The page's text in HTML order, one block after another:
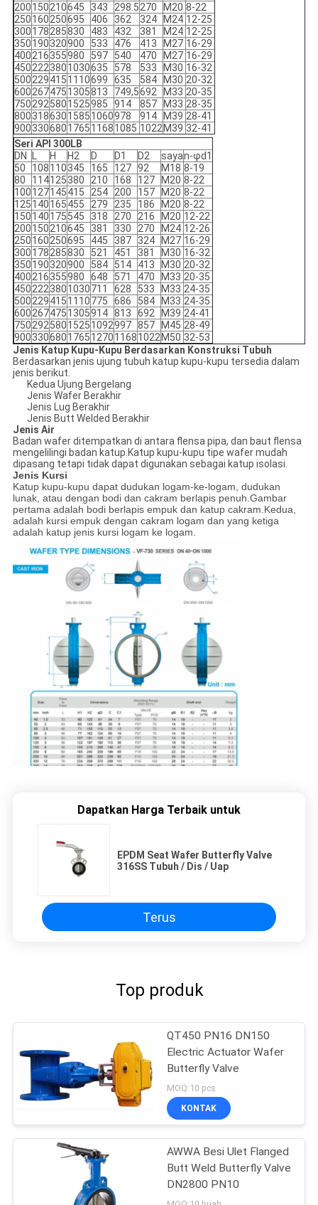
200150210645 343 298.5270 M20 8-22
250160250695 406 362 324 M24 12-25
300178285830 483 432 381 M24 12-25
350190320900 533 476 413 M27 16-29
400216355980 597 540 470 M27 16-29
4502223801030635 578 533 M30 16-32
5002294151110699 635 584 M30 20-32
6002674751305813 749,5692 M33 20-35
7502925801525985 914 857 M33 28-35
80031863015851060978 914 M39 28-41
900330680176511681085 1022M39 32-41
Seri API 300LB
DN
L H H2 D D1 D2 sayan-φd1
50
108110345 165 127 92 M18 8-19
80
114125380 210 168 127 M20 8-22
100127145415 254 200 157 M20 8-22
125140165455 279 235 186 M20 8-22
150140175545 318 270 216 M20 12-22
200150210645 381 330 270 M24 12-26
250160250695 445 387 324 M27 16-29
300178285830 521 451 381 M30 16-32
350190320900 584 514 413 M30 20-32
400216355980 648 571 470 M33 20-35
4502223801030711 628 533 M33 24-35
5002294151110775 686 584 M33 24-35
6002674751305914 813 692 M39 24-41
75029258015251092997 857 M45 28-49
9003306801765127011681022M50 32-53
Jenis Katup Kupu-Kupu Berdasarkan Konstruksi Tubuh
Berdasarkan jenis ujung tubuh katup kupu-kupu tersedia dalam
jenis berikut.
Kedua Ujung Bergelang
Jenis Wafer Berakhir
Jenis Lug Berakhir
Jenis Butt Welded Berakhir
Jenis Air
Badan wafer ditempatkan di antara flensa pipa, dan baut flensa
mengelilingi badan katup.Katup kupu-kupu tipe wafer mudah
dipasang tetapi tidak dapat digunakan sebagai katup isolasi.
Jenis Kursi
Katup kupu-kupu dapat dudukan logam-ke-logam, dudukan
lunak, atau dengan bodi dan cakram berlapis penuh.Gambar
pertama adalah bodi berlapis empuk dan katup cakram.Kedua,
adalah kursi empuk dengan cakram logam dan yang ketiga
adalah katup jenis kursi logam ke logam.
Dapatkan Harga Terbaik untuk
EPDM Seat Wafer Butterfly Valve
316SS Tubuh / Dis / Uap
Terus
Top produk
QT450 PN16 DN150
Electric Actuator Wafer
Butterfly Valve
MOQ:10 pcs
KONTAK
AWWA Besi Ulet Flanged
Butt Weld Butterfly Valve
DN2800 PN10